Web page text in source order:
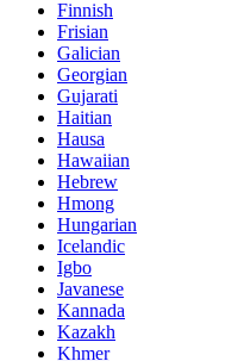
Finnish
Frisian
Galician
Georgian
Gujarati
Haitian
Hausa
Hawaiian
Hebrew
Hmong
Hungarian
Icelandic
Igbo
Javanese
Kannada
Kazakh
Khmer